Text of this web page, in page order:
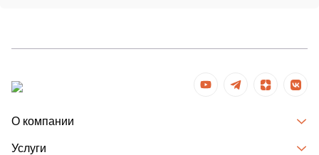
О компании
Услуги